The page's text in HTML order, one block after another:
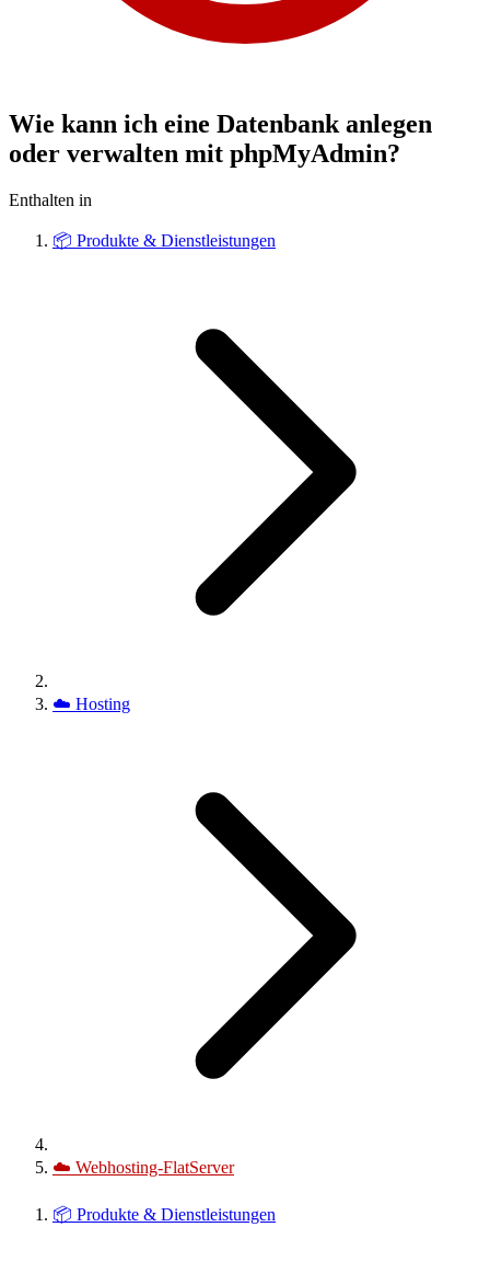
Wie kann ich eine Datenbank anlegen
oder verwalten mit phpMyAdmin?
Enthalten in
📦 Produkte & Dienstleistungen
☁️ Hosting
☁️ Webhosting-FlatServer
📦 Produkte & Dienstleistungen